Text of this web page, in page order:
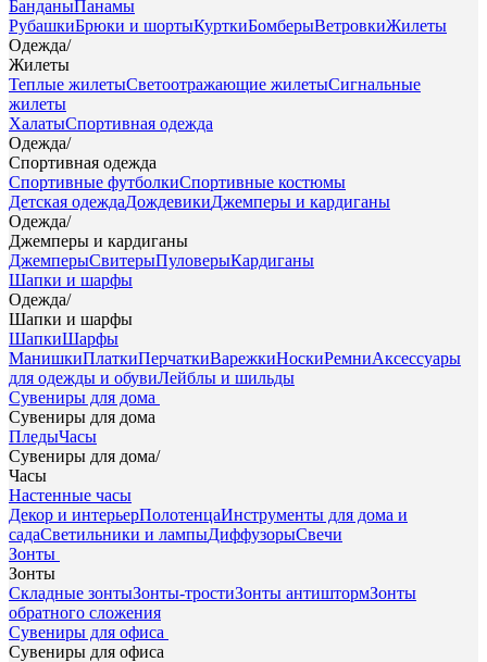
БанданыПанамы
РубашкиБрюки и шортыКурткиБомберыВетровкиЖилеты
Одежда/
Жилеты
Теплые жилетыСветоотражающие жилетыСигнальные
жилеты
ХалатыСпортивная одежда
Одежда/
Спортивная одежда
Спортивные футболкиСпортивные костюмы
Детская одеждаДождевикиДжемперы и кардиганы
Одежда/
Джемперы и кардиганы
ДжемперыСвитерыПуловерыКардиганы
Шапки и шарфы
Одежда/
Шапки и шарфы
ШапкиШарфы
МанишкиПлаткиПерчаткиВарежкиНоскиРемниАксессуары
для одежды и обувиЛейблы и шильды
Сувениры для дома
Сувениры для дома
ПледыЧасы
Сувениры для дома/
Часы
Настенные часы
Декор и интерьерПолотенцаИнструменты для дома и
садаСветильники и лампыДиффузорыСвечи
Зонты
Зонты
Складные зонтыЗонты-тростиЗонты антиштормЗонты
обратного сложения
Сувениры для офиса
Сувениры для офиса